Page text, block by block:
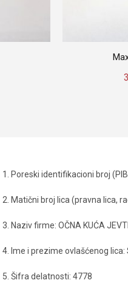
1. Poreski identifikacioni broj
2. Matični broj lica (pravna lica,
3. Naziv firme: OČNA KUĆA
4. Ime i prezime ovlašćenog
5. Šifra delatnosti: 4778